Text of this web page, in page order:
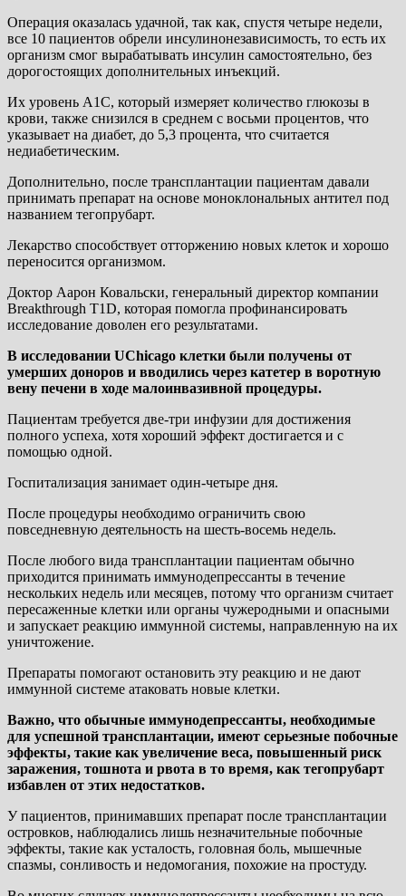
Операция оказалась удачной, так как, спустя четыре недели,
все 10 пациентов обрели инсулинонезависимость, то есть их
организм смог вырабатывать инсулин самостоятельно, без
дорогостоящих дополнительных инъекций.
Их уровень A1C, который измеряет количество глюкозы в
крови, также снизился в среднем с восьми процентов, что
указывает на диабет, до 5,3 процента, что считается
недиабетическим.
Дополнительно, после трансплантации пациентам давали
принимать препарат на основе моноклональных антител под
названием тегопрубарт.
Лекарство способствует отторжению новых клеток и хорошо
переносится организмом.
Доктор Аарон Ковальски, генеральный директор компании
Breakthrough T1D, которая помогла профинансировать
исследование доволен его результатами.
В исследовании UChicago клетки были получены от
умерших доноров и вводились через катетер в воротную
вену печени в ходе малоинвазивной процедуры.
Пациентам требуется две-три инфузии для достижения
полного успеха, хотя хороший эффект достигается и с
помощью одной.
Госпитализация занимает один-четыре дня.
После процедуры необходимо ограничить свою
повседневную деятельность на шесть-восемь недель.
После любого вида трансплантации пациентам обычно
приходится принимать иммунодепрессанты в течение
нескольких недель или месяцев, потому что организм считает
пересаженные клетки или органы чужеродными и опасными
и запускает реакцию иммунной системы, направленную на их
уничтожение.
Препараты помогают остановить эту реакцию и не дают
иммунной системе атаковать новые клетки.
Важно, что обычные иммунодепрессанты, необходимые
для успешной трансплантации, имеют серьезные побочные
эффекты, такие как увеличение веса, повышенный риск
заражения, тошнота и рвота в то время, как тегопрубарт
избавлен от этих недостатков.
У пациентов, принимавших препарат после трансплантации
островков, наблюдались лишь незначительные побочные
эффекты, такие как усталость, головная боль, мышечные
спазмы, сонливость и недомогания, похожие на простуду.